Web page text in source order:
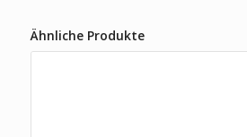
Ähnliche Produkte